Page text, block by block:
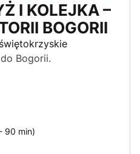
I KOLEJKA –
BOGORII
Bogorii.
90 min)